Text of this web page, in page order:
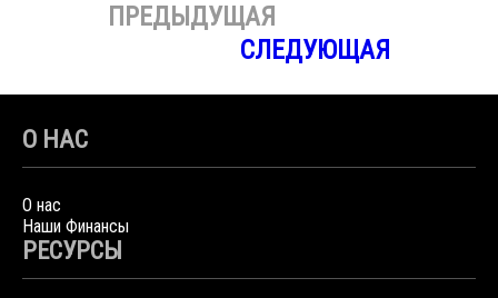
ПРЕДЫДУЩАЯ
СЛЕДУЮЩАЯ
О НАС
О нас
Наши Финансы
РЕСУРСЫ